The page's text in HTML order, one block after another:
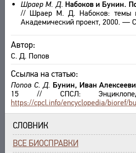
Шраер М. Д. Набоков и Бунин.
// Шраер М. Д. Набоков: темы
Академический проект, 2000. —
Автор:
С. Д. Попов
Ссылка на статью:
Попов С. Д. Бунин, Иван
15 // СПСЛ:
https://cpcl.info/encyclopedia/bioref/
СЛОВНИК
ВСЕ БИОСПРАВКИ